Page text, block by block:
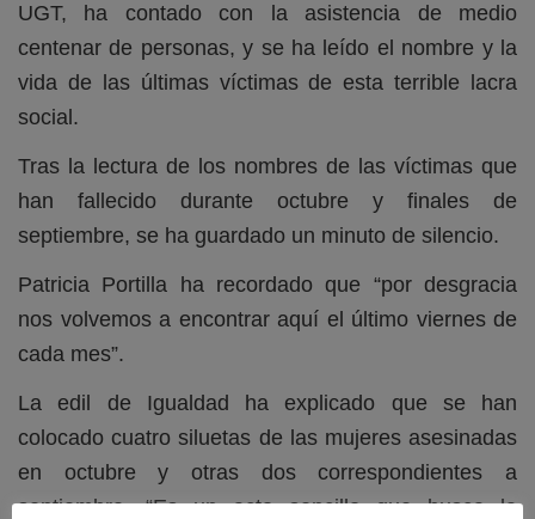
UGT, ha contado con la asistencia de medio
centenar de personas, y se ha leído el nombre y la
vida de las últimas víctimas de esta terrible lacra
social.
Tras la lectura de los nombres de las víctimas que
han fallecido durante octubre y finales de
septiembre, se ha guardado un minuto de silencio.
Patricia Portilla ha recordado que “por desgracia
nos volvemos a encontrar aquí el último viernes de
cada mes”.
La edil de Igualdad ha explicado que se han
colocado cuatro siluetas de las mujeres asesinadas
en octubre y otras dos correspondientes a
septiembre. “Es un acto sencillo que busca la